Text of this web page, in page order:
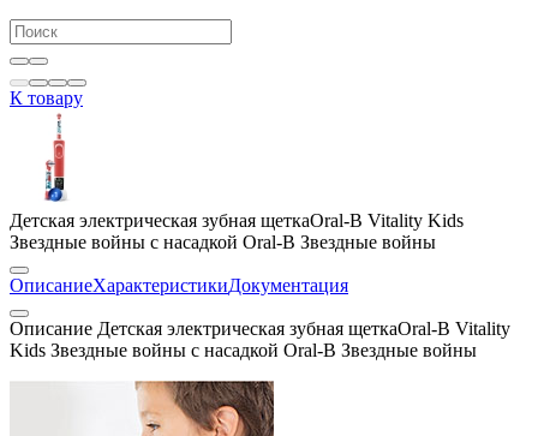
К товару
Детская электрическая зубная щеткаOral-B Vitality Kids
Звездные войны с насадкой Oral-B Звездные войны
ОписаниеХарактеристикиДокументация
Описание Детская электрическая зубная щеткаOral-B Vitality
Kids Звездные войны с насадкой Oral-B Звездные войны